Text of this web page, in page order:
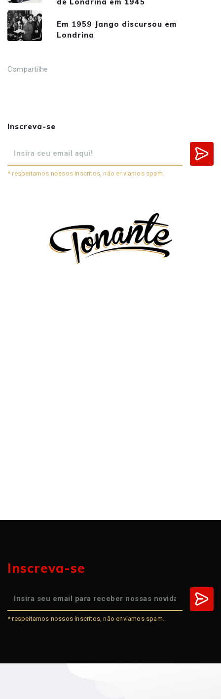
Em 1959 Jango discursou em
Londrina
Compartilhe
Inscreva-se
* respeitamos nossos inscritos, não enviamos spam.
Inscreva-se
* respeitamos nossos inscritos, não enviamos spam.